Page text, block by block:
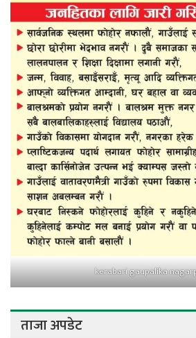
kerabari gaupalika
ताजा अपडेट